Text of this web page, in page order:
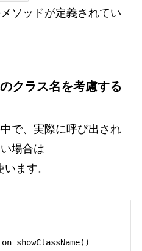
ソッドが定義されてい
クラス名を考慮する
で、実際に呼び出され
場合は
います。